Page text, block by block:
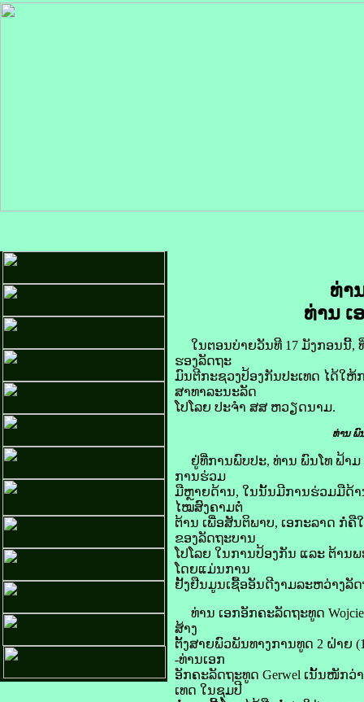
ທ່າ
ທ່ານ ເ
ໃນຕອນບ່າຍວັນທີ 17 ມັງກອນນີ້,
ຮອງລັດຖະ
ມົນຕີກະຊວງປ້ອງກັນປະເທດ ໄດ້ໃຫ້
ສາທາລະນະ​ລັດ
ໂປ​​ໂລຍ ປະຈຳ ສສ ຫວຽດນາມ.
ທ່ານ ພົ
ຢູ່ທີ່​ການ​ພົບ​ປະ, ທ່ານ ​ພົນ​ໂທ ຟ້າ​ມ
ການ​ຮ່ວມ
ມື​ຫຼາຍ​ດ້ານ, ​ໃນ​ນັ້ນ​ມີ​ການ​ຮ່ວມ​ມື​ດ້າ
ໄໝສົງຄາມ​ຕໍ່
ຕ້ານ ​ເພື່ອສັນຕິພາບ, ​ເອກະລາດ​ ​ກໍ່​
ຂອງ​ລັດຖະບານ
ໂປ​ໂລຍ ​ໃນ​ການ​ປ້ອງ​ກັນ ​ແລະ ຕ້າ
ໂດຍ​ແມ່ນ​ການ
ຢັ້ງຢືນ​ມູນ​ເຊື້ອ​ອັນ​ດີງາມ​ລະຫວ່າງ​ລັ
ທ່ານ ​ເອກ​ອັກຄະ​ລັດຖະທູດ
ສ້າງ
ຕັ້ງ​ສາຍ​ພົວພັນ​ທາງ​ການ​ທູດ 2 ຝ່າຍ
-ທ່ານເອກ
ອັກຄະລັດຖະທູດ Gerwel ເນັ້ນໜັກວ່
ເທດ ​ໃນ​ຊຸມ​ປີ​